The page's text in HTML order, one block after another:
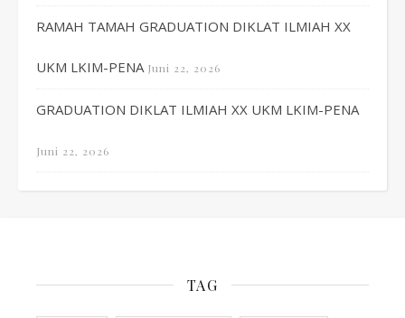
RAMAH TAMAH GRADUATION DIKLAT ILMIAH XX
UKM LKIM-PENA Juni 22, 2026
GRADUATION DIKLAT ILMIAH XX UKM LKIM-PENA
Juni 22, 2026
TAG